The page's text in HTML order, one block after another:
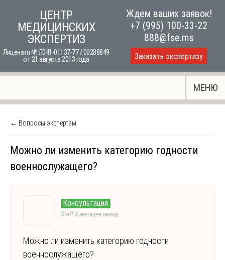
content
ЦЕНТР
МЕДИЦИНСКИХ
ЭКСПЕРТИЗ
Лицензия № Л041-01137-77 / 00288849
от 21 августа 2013 года
Ждем ваших заявок!
+7 (995) 100-33-22
888@fse.ms
Заказать экспертизу
МЕНЮ
← Вопросы экспертам
Можно ли изменить категорию годности
военнослужащего?
Консультация
Staff8 месяцев назад
Можно ли изменить категорию годности
военнослужащего?